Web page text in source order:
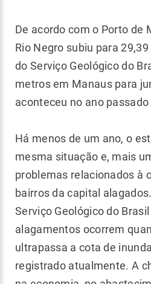
De acordo com o Porto de
Rio Negro subiu para
do Serviço Geológico do
metros em Manaus para
aconteceu no ano
Há menos de um ano, o
mesma situação e, mais
problemas relacionados à
bairros da capital
Serviço Geológico do
alagamentos ocorrem
ultrapassa a cota de
registrado atualmente. A